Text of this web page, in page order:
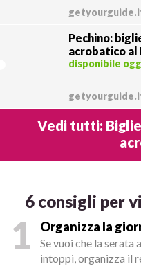
Pechino:
acrobatico al
trasferimenti
disponibile
Vedi tutti:
6 consigli per
1 Organizza la
Se vuoi che la serata
intoppi, organizza il